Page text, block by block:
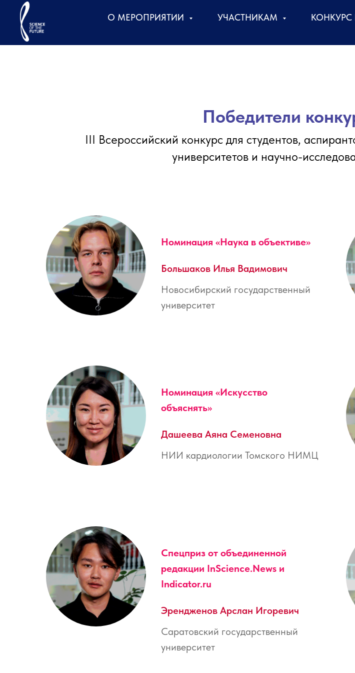
О МЕРОПРИЯТИИ УЧАСТНИКАМ КОНКУРС
Победители
III Всероссийский конкурс для студентов,
университетов и научно-
Номинация «Наука в объективе»
Большаков Илья Вадимович
Новосибирский государственный
университет
Номинация «Искусство
объяснять»
Дашеева Аяна Семеновна
НИИ кардиологии Томского НИМЦ
Спецприз от объединенной
редакции InScience.News и
Indicator.ru
Эрендженов Арслан Игоревич
Саратовский государственный
университет